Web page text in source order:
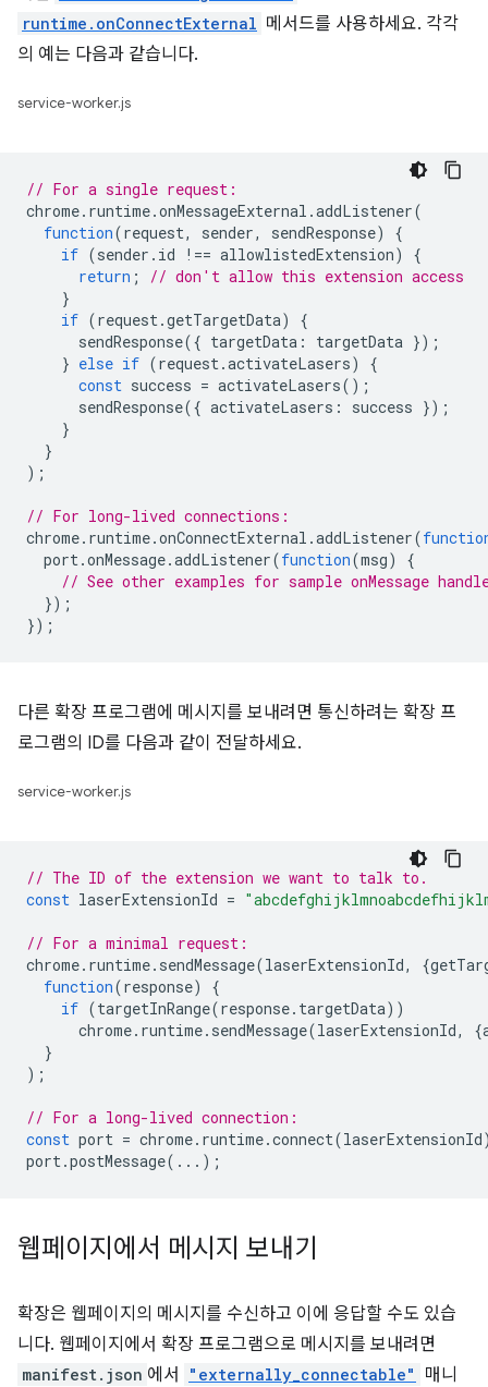
runtime.onConnectExternal 메서드를 사용하세요. 각각
의 예는 다음과 같습니다.
service-worker.js
// For a single request:
chrome. runtime.onMessageExternal .addListener(
function(request, sender, sendResponse)
{
if (sender . id !== allowlistedExtension)
{
return ;
// don't allow this extension access
}
if (request.getTargetData)
{
sendResponse({ targetData : targetData });
} else if (request.activateLasers)
{
const success = activateLasers();
sendResponse({ activateLasers : success });
}
}
);
// For long-lived connections:
chrome. runtime.onConnectExternal .addListener(
port.onMessage.addListener(function(msg)
{
// See other examples for sample onMessage
});
});
다른 확장 프로그램에 메시지를 보내려면 통신하려는 확장 프
로그램의 ID를 다음과 같이 전달하세요.
service-worker.js
// The ID of the extension we want to talk to.
const laserExtensionId =
// For a minimal request:
chrome. runtime. sendMessage(laserExtensionId, {
function(response)
{
if (targetInRange(response. targetData))
chrome. runtime. sendMessage(laserExtensionId, {
}
);
// For a long-lived connection:
const port = chrome. runtime.connect(laserExtensionId
port.postMessage(...);
웹페이지에서 메시지 보내기
확장은 웹페이지의 메시지를 수신하고 이에 응답할 수도 있습
니다. 웹페이지에서 확장 프로그램으로 메시지를 보내려면
manifest.json 에서 "externally_connectable"
매니